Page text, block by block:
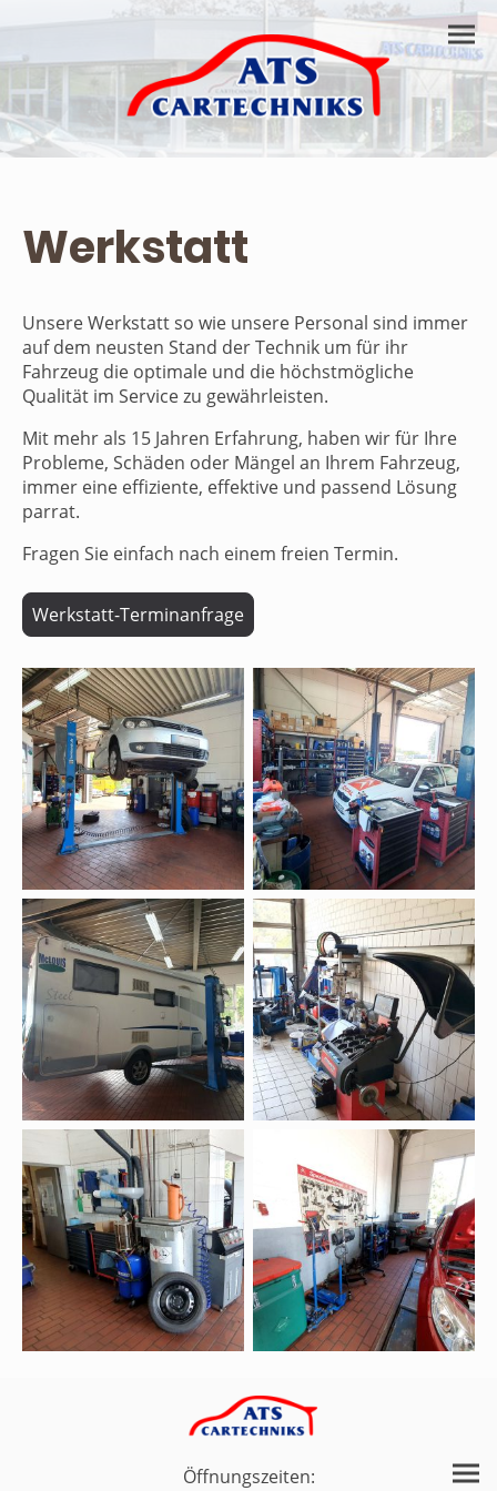
Werkstatt
Unsere Werkstatt so wie unsere Personal sind immer
auf dem neusten Stand der Technik um für ihr
Fahrzeug die optimale und die höchstmögliche
Qualität im Service zu gewährleisten.
Mit mehr als 15 Jahren Erfahrung, haben wir für Ihre
Probleme, Schäden oder Mängel an Ihrem Fahrzeug,
immer eine effiziente, effektive und passend Lösung
parrat.
Fragen Sie einfach nach einem freien Termin.
Werkstatt-Terminanfrage
Öffnungszeiten: